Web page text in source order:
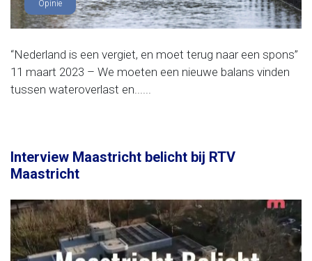
Opinie
“Nederland is een vergiet, en moet terug naar een spons”
11 maart 2023 – We moeten een nieuwe balans vinden
tussen wateroverlast en......
Interview Maastricht belicht bij RTV
Maastricht